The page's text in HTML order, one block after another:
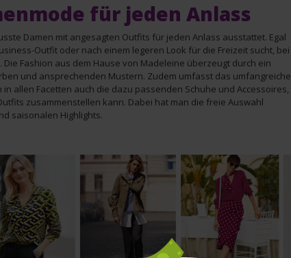
für jeden Anlass
Damen mit angesagten Outfits für jeden Anlass ausstattet. Egal
Outfit oder nach einem legeren Look für die Freizeit sucht, bei
Fashion aus dem Hause von Madeleine überzeugt durch ein
und ansprechenden Mustern. Zudem umfasst das umfangreiche
allen Facetten auch die dazu passenden Schuhe und Accessoires,
zusammenstellen kann. Dabei hat man die freie Auswahl
saisonalen Highlights.